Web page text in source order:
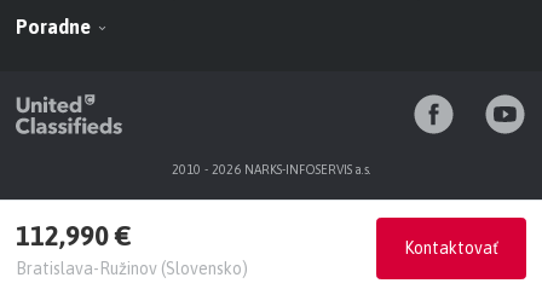
Poradne
2010 - 2026 NARKS-INFOSERVIS a.s.
112,990 €
Bratislava-Ružinov (Slovensko)
Kontaktovať